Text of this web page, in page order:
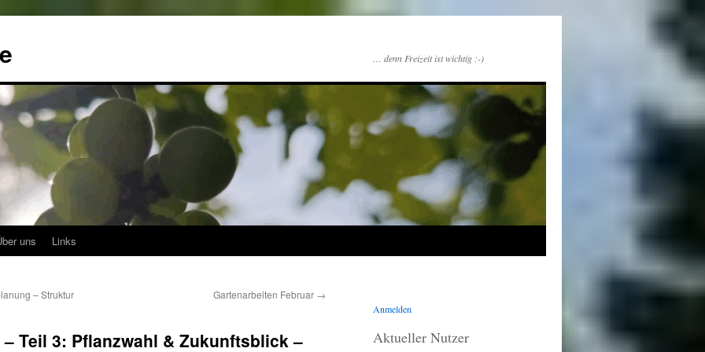
… denn Freizeit ist wichtig :-)
uns Links
– Struktur
Gartenarbeiten Februar →
Teil 3: Pflanzwahl & Zukunftsblick –
Anmelden
Aktueller Nutzer